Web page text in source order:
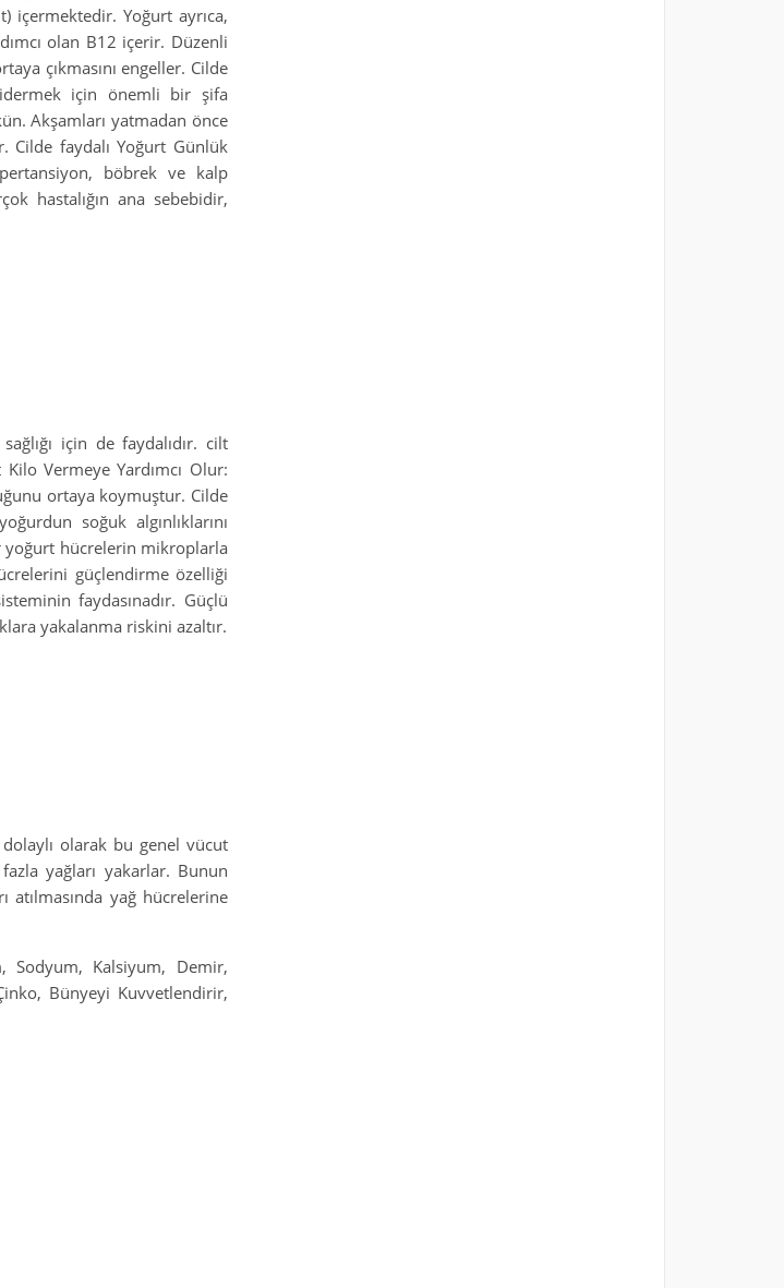
Yoğurt ayrıca,
olan B12 içerir. Düzenli
çıkmasını engeller. Cilde
için önemli bir şifa
Akşamları yatmadan önce
faydalı Yoğurt Günlük
böbrek ve kalp
hastalığın ana sebebidir,
için de faydalıdır. cilt
Vermeye Yardımcı Olur:
ortaya koymuştur. Cilde
soğuk algınlıklarını
hücrelerin mikroplarla
güçlendirme özelliği
faydasınadır. Güçlü
yakalanma riskini azaltır.
olarak bu genel vücut
yağları yakarlar. Bunun
atılmasında yağ hücrelerine
Sodyum, Kalsiyum, Demir,
Bünyeyi Kuvvetlendirir,